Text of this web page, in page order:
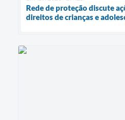
Rede de proteção discute
direitos de crianças e